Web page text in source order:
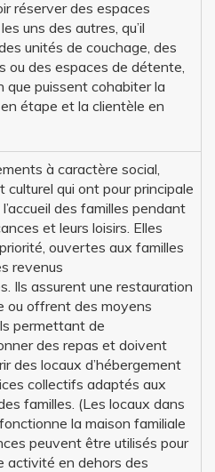
réserver des espaces
uns des autres, qu’il
unités de couchage, des
ou des espaces de détente,
que puissent cohabiter la
étape et la clientèle en
à caractère social,
culturel qui ont pour principale
des familles pendant
et leurs loisirs. Elles
ouvertes aux familles
revenus
Ils assurent une restauration
ou offrent des moyens
permettant de
des repas et doivent
des locaux d’hébergement
collectifs adaptés aux
familles. (Les locaux dans
la maison familiale
peuvent être utilisés pour
activité en dehors des